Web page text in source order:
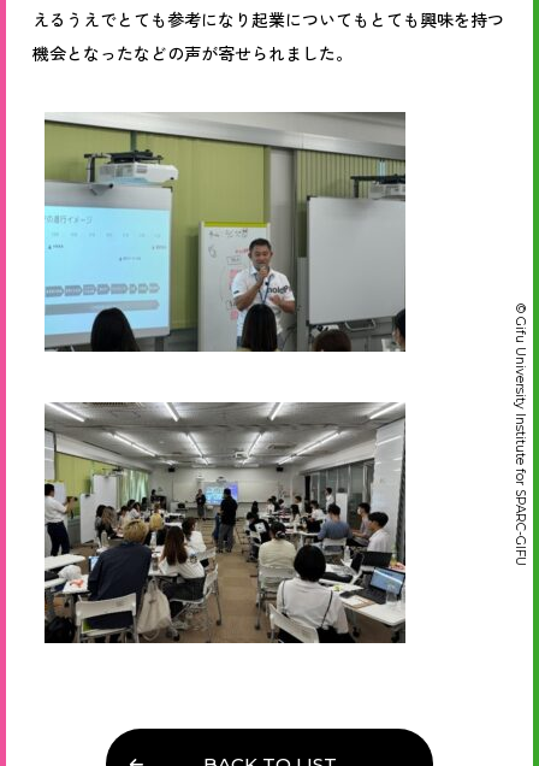
えるうえでとても参考になり起業についてもとても興味を持つ
機会となったなどの声が寄せられました。
© Gifu University Institute for SPARC-GIFU